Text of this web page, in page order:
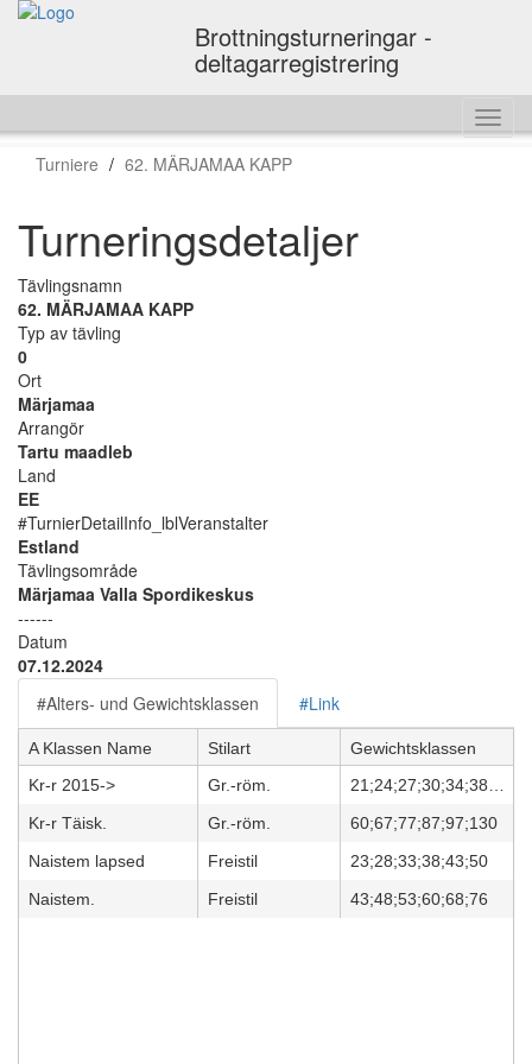
Brottningsturneringar -
deltagarregistrering
Turniere
62. MÄRJAMAA KAPP
Turneringsdetaljer
Tävlingsnamn
62. MÄRJAMAA KAPP
Typ av tävling
0
Ort
Märjamaa
Arrangör
Tartu maadleb
Land
EE
#TurnierDetailInfo_lblVeranstalter
Estland
Tävlingsområde
Märjamaa Valla Spordikeskus
------
Datum
07.12.2024
#Alters- und Gewichtsklassen
#Link
A Klassen Name Stilart Gewichtsklassen
Kr-r 2015->
Gr.-röm.
Kr-r Täisk.
Gr.-röm. 60;67;77;87;97;130
Naistem lapsed
Freistil 23;28;33;38;43;50
Naistem.
Freistil 43;48;53;60;68;76